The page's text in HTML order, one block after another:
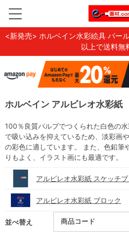
<新発売> ホルベイン水彩絵具 パー
以上で送料無
ホルベイン アルビレオ水彩紙
100％良質パルプでつくられた白色の
で吸い込みを抑えているため、淡彩画
の彩色に適しています。 また、色鉛筆
りもよく、イラスト画にも最適です。
アルビレオ水彩紙 スケッチブ
アルビレオ水彩紙 ブロック
並べ替え